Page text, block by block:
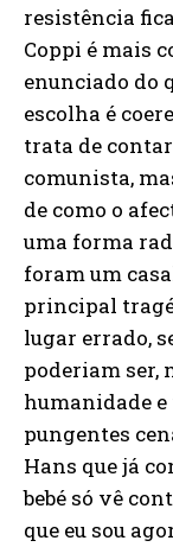
resistência
Coppi é mais
enunciado do
escolha é
trata de
comunista,
de como o
uma forma
foram um
principal
lugar errado,
poderiam ser,
humanidade
pungentes
Hans que já
bebé só vê
que eu sou